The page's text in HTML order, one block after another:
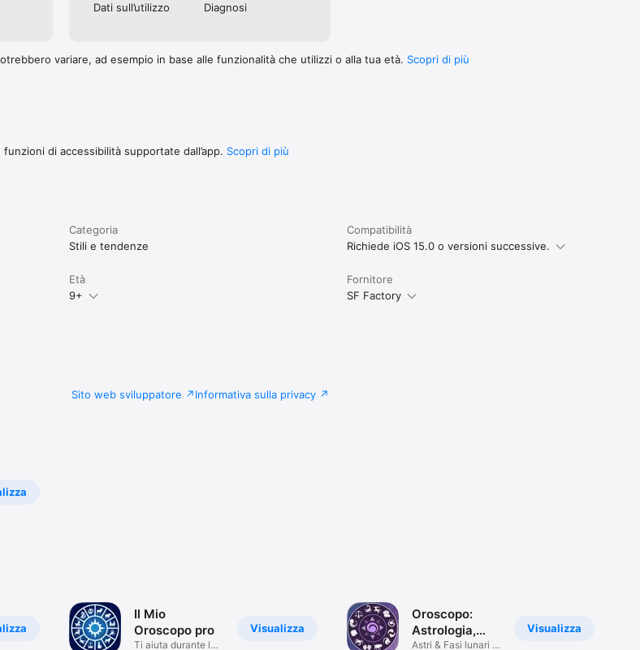
Dati sull’utilizzo Diagnosi
variare, ad esempio in base alle funzionalità che utilizzi o alla tua età. Scopri di più
di accessibilità supportate dall’app. Scopri di più
Categoria
Stili e tendenze
Compatibilità
Richiede iOS 15.0 o versioni successive.
Età
9+
Fornitore
SF Factory
Sito web sviluppatore Informativa sulla privacy
Visualizza
Il Mio
Oroscopo pro
Ti aiuta durante la
Visualizza
Oroscopo:
Astrologia,
Tarocchi
Astri & Fasi lunari &